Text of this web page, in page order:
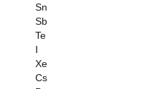
Sn
Sb
Te
I
Xe
Cs